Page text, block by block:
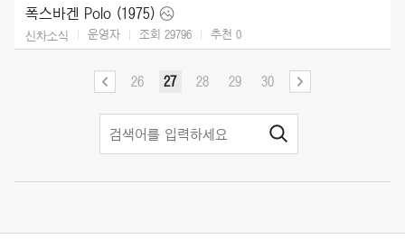
폭스바겐 Polo (1975)
신차소식 운영자 조회 29796 추천 0
26 27 28 29 30